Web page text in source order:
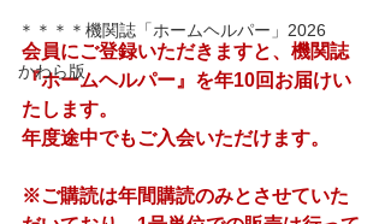
＊＊＊＊機関誌「ホームヘルパー」2026
かわら版
会員にご登録いただきますと、機関誌
『ホームヘルパー』を年10回お届けい
たします。
​年度途中でもご入会いただけます。
※ご購読は年間購読のみとさせていた